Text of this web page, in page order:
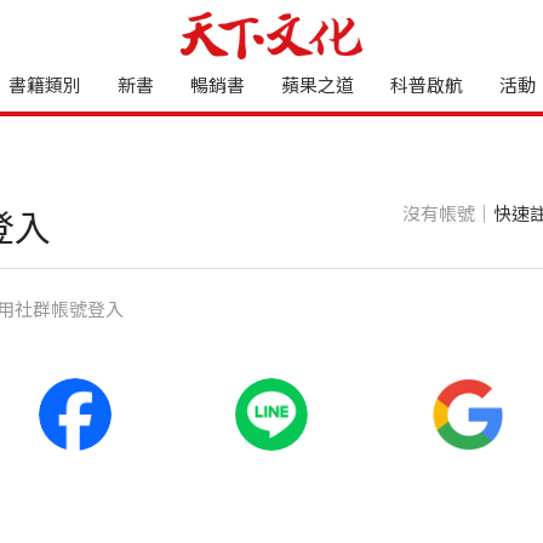
書籍類別 新書 暢銷書 蘋果之道 科普啟航 活動
入 沒有帳號｜ 快速
社群帳號登入